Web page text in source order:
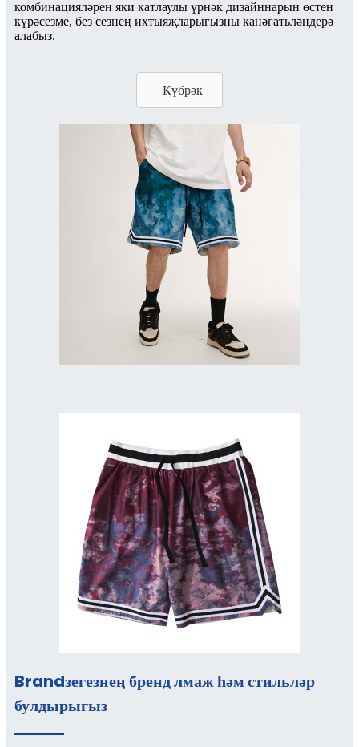
комбинацияләрен яки катлаулы үрнәк дизайннарын өстен
күрәсезме, без сезнең ихтыяҗларыгызны канәгатьләндерә
алабыз.
Күбрәк
Brandзегезнең бренд лмаж һәм стильләр
булдырыгыз